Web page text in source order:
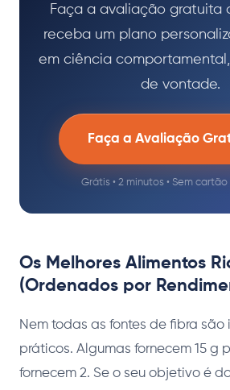
Faça a avaliação gratuita
receba um plano
em ciência
de vontade.
Faça a Avaliação
Grátis • 2 minutos • Sem
Os Melhores Alimentos
(Ordenados por
Nem todas as fontes de fibra são
práticos. Algumas fornecem 15 g
fornecem 2. Se o seu objetivo é